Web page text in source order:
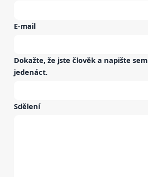
E-mail
Dokažte, že jste člověk a napište sem
jedenáct.
Sdělení